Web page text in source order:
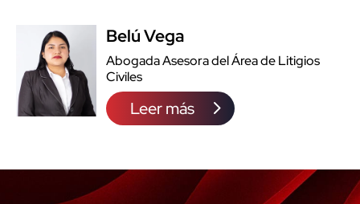
Belú Vega
Abogada Asesora del Área de Litigios
Civiles
Leer más